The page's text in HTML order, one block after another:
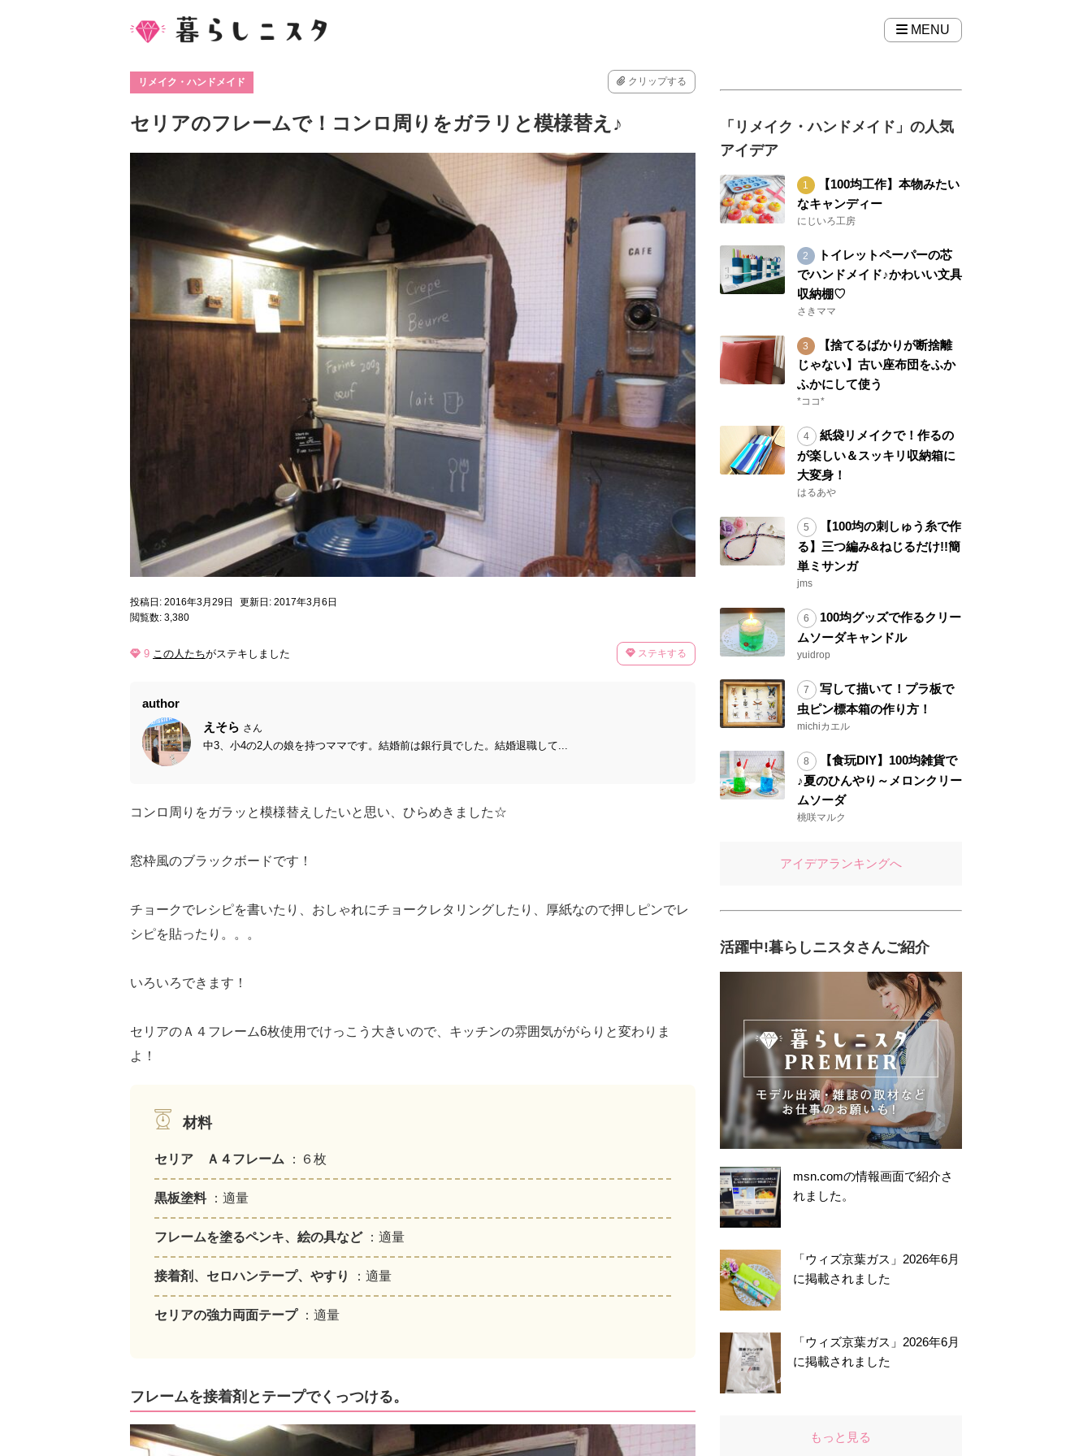
MENU
リメイク・ハンドメイド クリップする
セリアのフレームで！コンロ周りをガラリと模様替え♪
投稿日: 2016年3月29日
更新日: 2017年3月6日
閲覧数: 3,380
9 この人たちがステキしました ステキする
author
えそら さん
中3、小4の2人の娘を持つママです。結婚前は銀行員でした。結婚退職して...
コンロ周りをガラッと模様替えしたいと思い、ひらめきました☆
窓枠風のブラックボードです！
チョークでレシピを書いたり、おしゃれにチョークレタリングしたり、厚紙なので押しピンでレ
シピを貼ったり。。。
いろいろできます！
セリアのＡ４フレーム6枚使用でけっこう大きいので、キッチンの雰囲気ががらりと変わりま
よ！
材料
セリア Ａ４フレーム ：６枚
黒板塗料 ：適量
フレームを塗るペンキ、絵の具など ：適量
接着剤、セロハンテープ、やすり ：適量
セリアの強力両面テープ ：適量
フレームを接着剤とテープでくっつける。
「リメイク・ハンドメイド」の人気
アイデア
【100均工作】本物みたい
なキャンディー
にじいろ工房
トイレットペーパーの芯
でハンドメイド♪かわいい文具
収納棚♡
さきママ
【捨てるばかりが断捨離
じゃない】古い座布団をふか
ふかにして使う
*ココ*
紙袋リメイクで！作るの
が楽しい＆スッキリ収納箱に
大変身！
はるあや
【100均の刺しゅう糸で作
る】三つ編み&ねじるだけ!!簡
単ミサンガ
jms
100均グッズで作るクリー
ムソーダキャンドル
yuidrop
写して描いて！プラ板で
虫ピン標本箱の作り方！
michiカエル
【食玩DIY】100均雑貨で
♪夏のひんやり～メロンクリー
ムソーダ
桃咲マルク
アイデアランキングへ
活躍中!暮らしニスタさんご紹介
msn.comの情報画面で紹介さ
れました。
「ウィズ京葉ガス」2026年6月
に掲載されました
「ウィズ京葉ガス」2026年6月
に掲載されました
もっと見る